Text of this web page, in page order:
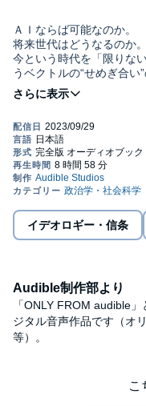
ＡＩならば可能なのか。
将来世代はどうなるのか。
今という時代を「限りな
うベクトルの“せめぎ合
来を俯瞰する超長期の時
る。
者が、『人口減少社会の
て世に問う三部作完結編。
本タイトルには付属資料
PCサイトのライブラリー
ください。
©広井 良典 (P)2023
イデオロギー・信条
Audible制作部より
「ONLY FROM audible
ジタル音声作品です（オ
等）。
こ